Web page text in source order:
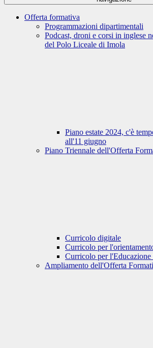
Offerta formativa
Programmazioni dipartimentali
Podcast, droni e corsi in inglese
del Polo Liceale di Imola
Piano estate 2024, c'è
all'11 giugno
Piano Triennale dell'Offerta
Curricolo digitale
Curricolo per
Curricolo per l'Educazione
Ampliamento dell'Offerta